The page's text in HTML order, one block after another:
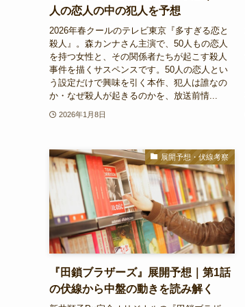
人の恋人の中の犯人を予想
2026年春クールのテレビ東京『多すぎる恋と
殺人』。森カンナさん主演で、50人もの恋人
を持つ女性と、その関係者たちが起こす殺人
事件を描くサスペンスです。50人の恋人とい
う設定だけで興味を引く本作、犯人は誰なの
か・なぜ殺人が起きるのかを、放送前情...
2026年1月8日
展開予想・伏線考察
『田鎖ブラザーズ』展開予想｜第1話
の伏線から中盤の動きを読み解く